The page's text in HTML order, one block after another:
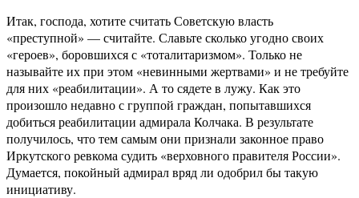
Итак, господа, хотите считать Советскую власть
«преступной» — считайте. Славьте сколько угодно своих
«героев», боровшихся с «тоталитаризмом». Только не
называйте их при этом «невинными жертвами» и не требуйте
для них «реабилитации». А то сядете в лужу. Как это
произошло недавно с группой граждан, попытавшихся
добиться реабилитации адмирала Колчака. В результате
получилось, что тем самым они признали законное право
Иркутского ревкома судить «верховного правителя России».
Думается, покойный адмирал вряд ли одобрил бы такую
инициативу.